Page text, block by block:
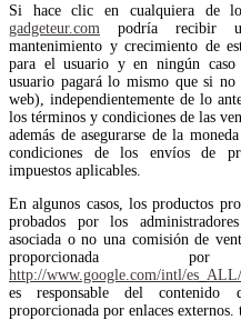
Si hace clic en cualquiera de
gadgeteur.com podría recibir
mantenimiento y crecimiento de
para el usuario y en ningún
usuario pagará lo mismo que si
web), independientemente de lo
los términos y condiciones de las
además de asegurarse de la
condiciones de los envíos de
impuestos aplicables.
En algunos casos, los productos
probados por los
asociada o no una comisión de
proporcionada
http://www.google.com/intl/
es responsable del
proporcionada por enlaces externos.